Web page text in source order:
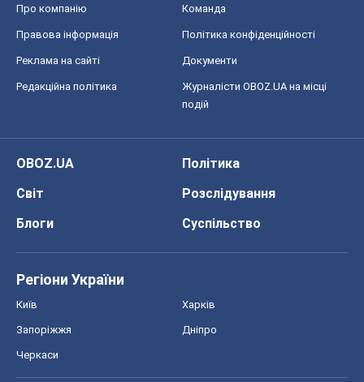
Про компанію Команда
Правова інформація Політика конфіденційності
Реклама на сайті Документи
Редакційна політика
Журналісти OBOZ.UA на місці
подій
OBOZ.UA
Політика
Світ
Розслідування
Блоги
Суспільство
Регіони України
Київ Харків
Запоріжжя Дніпро
Черкаси